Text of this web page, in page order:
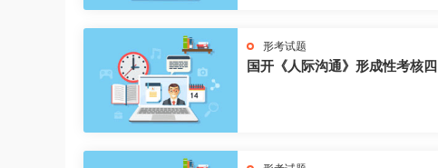
形考试题
国开《人际沟通》形成性考核四